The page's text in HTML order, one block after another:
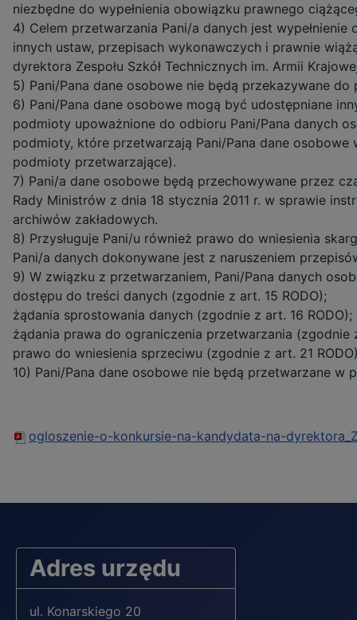
niezbędne do wypełnienia obowiązku prawnego
4) Celem przetwarzania Pani/a danych jest
innych ustaw, przepisach wykonawczych i prawnie
dyrektora Zespołu Szkół Technicznych im. Armii
5) Pani/Pana dane osobowe nie będą przekazywane
6) Pani/Pana dane osobowe mogą być udostępniane
podmioty upoważnione do odbioru Pani/Pana danych
podmioty, które przetwarzają Pani/Pana dane
podmioty przetwarzające).
7) Pani/a dane osobowe będą przechowywane przez
Rady Ministrów z dnia 18 stycznia 2011 r. w sprawie
archiwów zakładowych.
8) Przysługuje Pani/u również prawo do wniesienia
Pani/a danych dokonywane jest z naruszeniem
9) W związku z przetwarzaniem, Pani/Pana danych
dostępu do treści danych (zgodnie z art. 15 RODO);
żądania sprostowania danych (zgodnie z art. 16 RODO);
żądania prawa do ograniczenia przetwarzania (zgodnie
prawo do wniesienia sprzeciwu (zgodnie z art. 21
10) Pani/Pana dane osobowe nie będą przetwarzane
ogloszenie-o-konkursie-na-kandydata-na-
Adres urzędu
ul. Konarskiego 20